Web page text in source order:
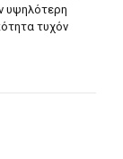
υψηλότερη
τυχόν